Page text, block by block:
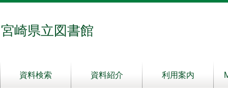
宮崎県立図書館
資料検索 資料紹介 利用案内